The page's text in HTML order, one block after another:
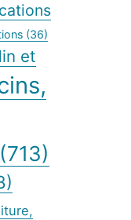
(36)
et
(713)